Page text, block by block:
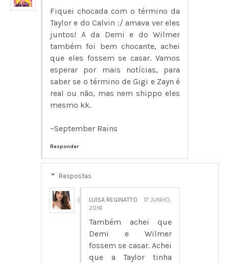
Fiquei chocada com o término da
Taylor e do Calvin :/ amava ver eles
juntos! A da Demi e do Wilmer
também foi bem chocante, achei
que eles fossem se casar. Vamos
esperar por mais notícias, para
saber se o término de Gigi e Zayn é
real ou não, mas nem shippo eles
mesmo kk.
~September Rains
Responder
Respostas
LUISA REGINATTO
17 JUNHO,
2016
Também achei que
Demi e Wilmer
fossem se casar. Achei
que a Taylor tinha